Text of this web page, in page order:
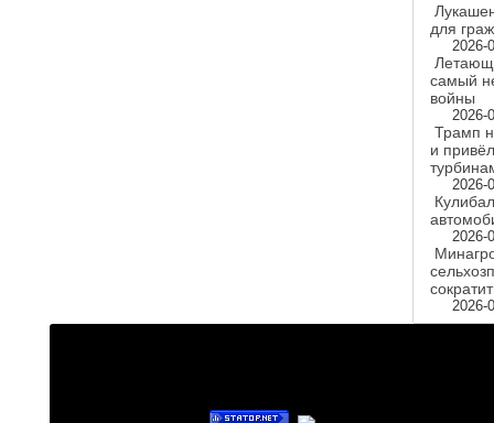
для
2026-
самый
войны
2026-
Трамп
и
2026-
2026-
2026-